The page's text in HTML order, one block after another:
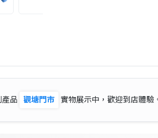
產品 觀塘門市 實物展示中，歡迎到店體驗